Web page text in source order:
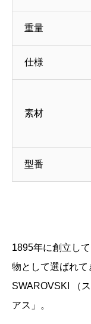
重量
仕様
素材
型番
1895年に創立し
物として選ばれて
SWAROVSKI （
アス」。